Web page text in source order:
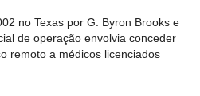
no Texas por G. Byron Brooks e
de operação envolvia conceder
remoto a médicos licenciados